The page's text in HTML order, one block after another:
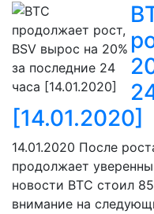
[14.01.2020]
14.01.2020 После
продолжает
новости BTC стоил
внимание на